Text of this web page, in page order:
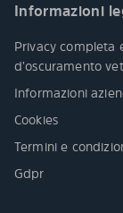
Informazioni
Privacy completa
d’oscuramento
Informazioni
Cookies
Termini e
Gdpr